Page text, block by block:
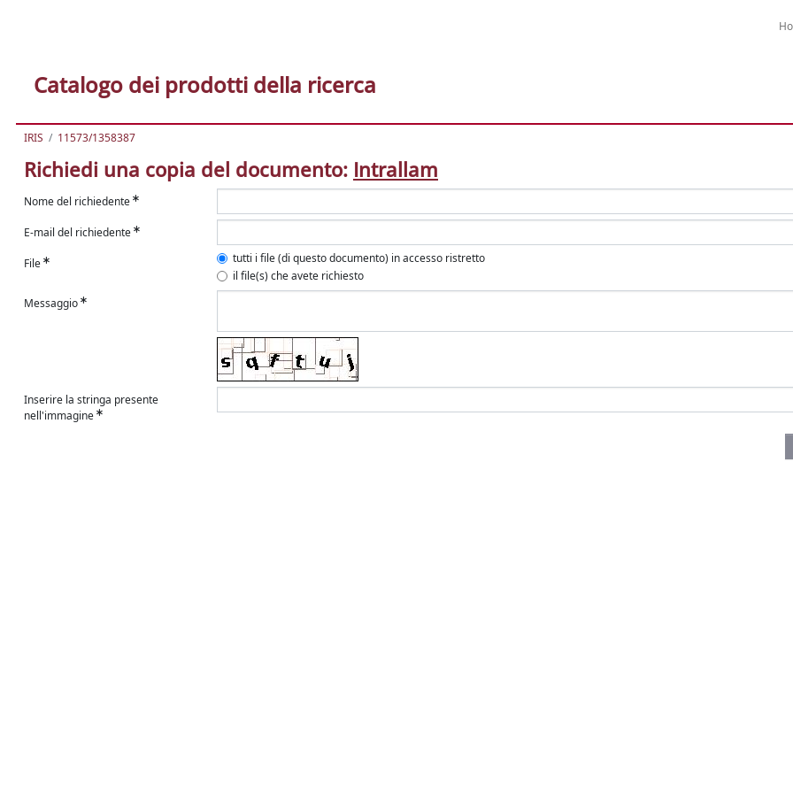
Catalogo dei prodotti della ricerca
IRIS 11573/1358387
Richiedi una copia del documento: Intrallam
Nome del richiedente
E-mail del richiedente
File
tutti i file (di questo documento) in accesso ristretto
il file(s) che avete richiesto
Messaggio
Inserire la stringa presente
nell'immagine